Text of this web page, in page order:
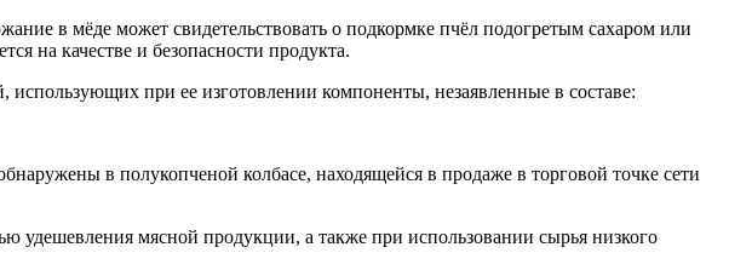
в мёде может свидетельствовать о подкормке пчёл подогретым сахаром или
на качестве и безопасности продукта.
использующих при ее изготовлении компоненты, незаявленные в составе:
в полукопченой колбасе, находящейся в продаже в торговой точке сети
удешевления мясной продукции, а также при использовании сырья низкого